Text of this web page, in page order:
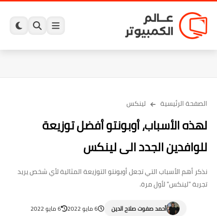
الصفحة الرئيسية لينكس
لهذه الأسباب، أوبونتو أفضل توزيعة
للوافدين الجدد الى لينكس
نذكر أهم الأسباب التي تجعل أوبونتو التوزيعة المثالية لأي شخص يريد
تجربة "لينكس" لأول مرة.
أحمد صفوت صلاح الدين 6 مايو 2022
6 مايو 2022